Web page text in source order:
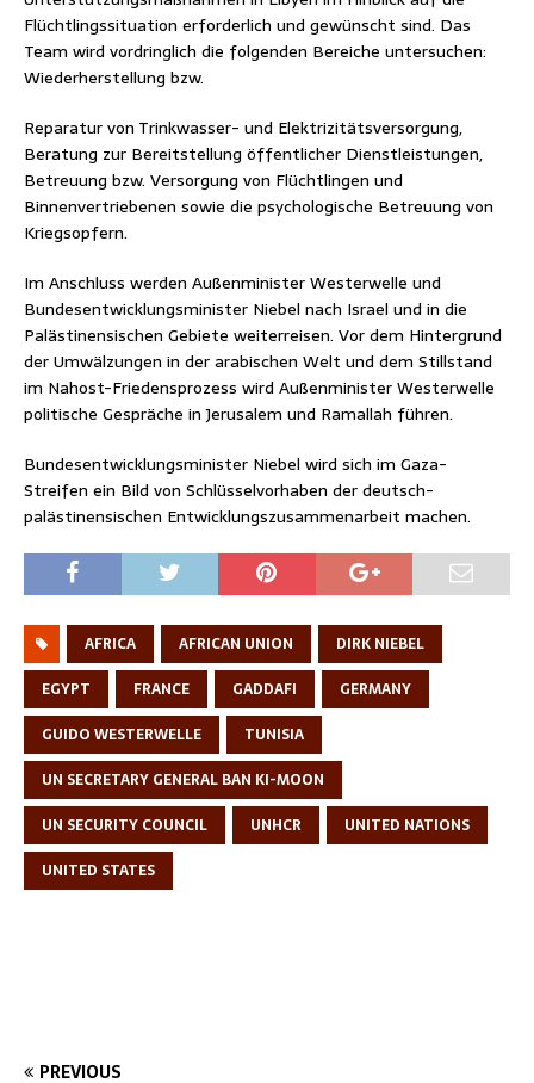
Flüchtlingssituation erforderlich und gewünscht sind. Das
Team wird vordringlich die folgenden Bereiche untersuchen:
Wiederherstellung bzw.
Reparatur von Trinkwasser- und Elektrizitätsversorgung,
Beratung zur Bereitstellung öffentlicher Dienstleistungen,
Betreuung bzw. Versorgung von Flüchtlingen und
Binnenvertriebenen sowie die psychologische Betreuung von
Kriegsopfern.
Im Anschluss werden Außenminister Westerwelle und
Bundesentwicklungsminister Niebel nach Israel und in die
Palästinensischen Gebiete weiterreisen. Vor dem Hintergrund
der Umwälzungen in der arabischen Welt und dem Stillstand
im Nahost-Friedensprozess wird Außenminister Westerwelle
politische Gespräche in Jerusalem und Ramallah führen.
Bundesentwicklungsminister Niebel wird sich im Gaza-
Streifen ein Bild von Schlüsselvorhaben der deutsch-
palästinensischen Entwicklungszusammenarbeit machen.
AFRICA AFRICAN UNION
DIRK NIEBEL
EGYPT
FRANCE GADDAFI
GERMANY
GUIDO WESTERWELLE
TUNISIA
UN SECRETARY GENERAL BAN KI-MOON
UN SECURITY COUNCIL
UNHCR
UNITED NATIONS
UNITED STATES
PREVIOUS